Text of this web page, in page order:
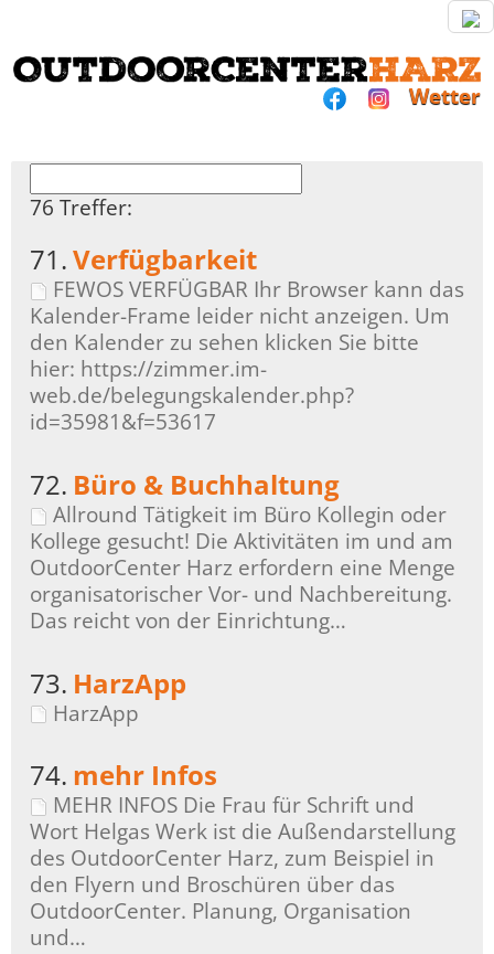
Wetter
76 Treffer:
71.Verfügbarkeit
FEWOS VERFÜGBAR Ihr Browser kann das
Kalender-Frame leider nicht anzeigen. Um
den Kalender zu sehen klicken Sie bitte
hier: https://zimmer.im-
web.de/belegungskalender.php?
id=35981&f=53617
72. Büro & Buchhaltung
Allround Tätigkeit im Büro Kollegin oder
Kollege gesucht! Die Aktivitäten im und am
OutdoorCenter Harz erfordern eine Menge
organisatorischer Vor- und Nachbereitung.
Das reicht von der Einrichtung…
73. HarzApp
HarzApp
74. mehr Infos
MEHR INFOS Die Frau für Schrift und
Wort Helgas Werk ist die Außendarstellung
des OutdoorCenter Harz, zum Beispiel in
den Flyern und Broschüren über das
OutdoorCenter. Planung, Organisation
und…